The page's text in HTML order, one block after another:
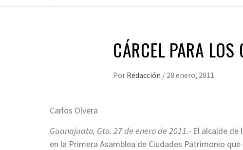
CÁRCEL PARA LOS
Por Redacción / 28 enero, 2011
Carlos Olvera
Guanajuato, Gto. 27 de enero de 2011.- El alcalde de
en la Primera Asamblea de Ciudades Patrimonio